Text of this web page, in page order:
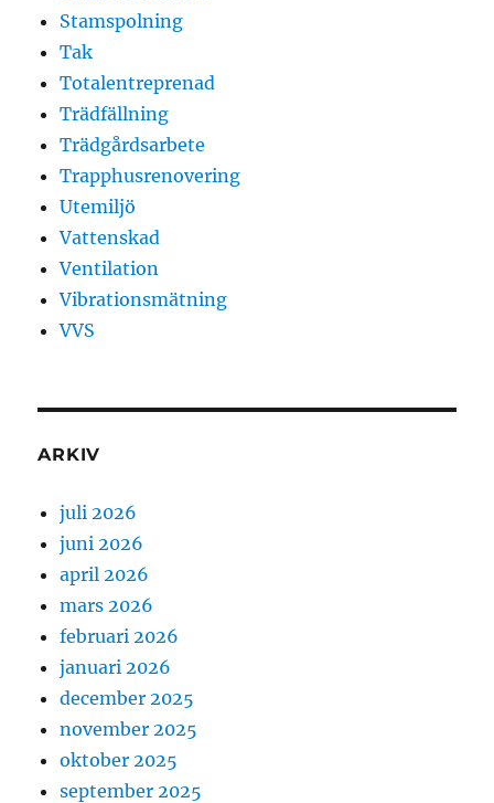
Stamspolning
Tak
Totalentreprenad
Trädfällning
Trädgårdsarbete
Trapphusrenovering
Utemiljö
Vattenskad
Ventilation
Vibrationsmätning
VVS
ARKIV
juli 2026
juni 2026
april 2026
mars 2026
februari 2026
januari 2026
december 2025
november 2025
oktober 2025
september 2025